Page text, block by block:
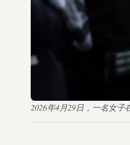
2026年4月29日，一名女